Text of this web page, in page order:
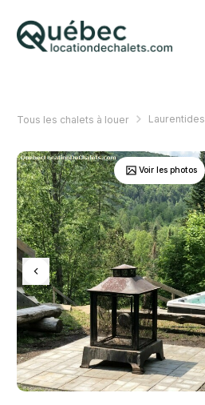
Tous les chalets à louer Laurentides
Voir les photos